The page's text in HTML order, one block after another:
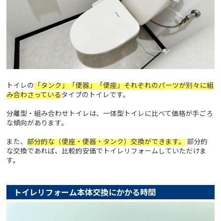
トイレの「タンク」「便器」「便座」それぞれのパーツが別々に組
み合わさっているタイプのトイレです。
分離型・組み合わせトイレは、一体型トイレに比べて価格が手ごろ
な傾向があります。
また、部分的な（便座・便器・タンク）交換ができます。 部分的
な交換であれば、比較的安価でトイレリフォームしていただけま
す。
トイレリフォーム本体交換にかかる時間